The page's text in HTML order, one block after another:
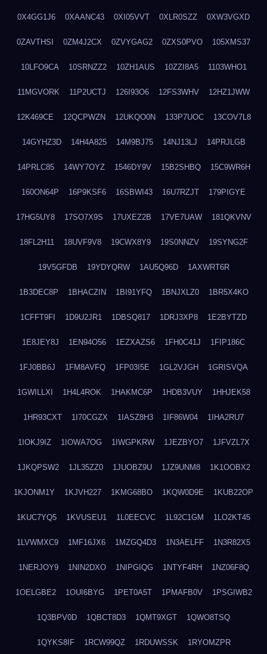
0X4GG1J6 0XAANC43 0XI05VVT 0XLR0SZZ 0XW3VGXD
0ZAVTHSI 0ZM4J2CX 0ZVYGAG2 0ZXS0PVO 105XMS37
10LFO9CA 10SRNZZ2 10ZH1AUS 10ZZI8A5 1103WHO1
11MGVORK 11P2UCTJ 126I93O6 12FS3WHV 12HZ1JWW
12K469CE 12QCPWZN 12UKQO0N 133P7UOC 13COV7L8
14GYHZ3D 14H4A825 14M9BJ75 14NJ13LJ 14PRJLGB
14PRLC85 14WY7OYZ 1546DY9V 15B2SHBQ 15C9WR6H
160ON64P 16P9KSF6 16SBWI43 16U7RZJT 179PIGYE
17HG5UY8 17SO7X9S 17UXEZ2B 17VE7UAW 181QKVNV
18FL2H11 18UVF9V8 19CWX8Y9 19S0NNZV 19SYNG2F
19V5GFDB 19YDYQRW 1AU5Q96D 1AXWRT6R
1B3DEC8P 1BHACZIN 1BI91YFQ 1BNJXLZ0 1BR5X4KO
1CFFT9FI 1D9U2JR1 1DBSQ817 1DRJ3XP8 1E2BYTZD
1E8JEY8J 1EN94O56 1EZXAZS6 1FH0C41J 1FIP186C
1FJ0BB6J 1FM8AVFQ 1FP03I5E 1GL2VJGH 1GRISVQA
1GWILLXI 1H4L4ROK 1HAKMC6P 1HDB3VUY 1HHJEK58
1HR93CXT 1I70CGZX 1IASZ8H3 1IF86W04 1IHA2RU7
1IOKJ9IZ 1IOWA7OG 1IWGPKRW 1JEZBYO7 1JFVZL7X
1JKQPSW2 1JL35ZZ0 1JUOBZ9U 1JZ9UNM8 1K1OOBX2
1KJONM1Y 1KJVH227 1KMG68BO 1KQW0D9E 1KUB22OP
1KUC7YQ5 1KVUSEU1 1L0EECVC 1L92C1GM 1LO2KT45
1LVWMXC9 1MF16JX6 1MZGQ4D3 1N3AELFF 1N3R82X5
1NERJOY9 1NIN2DXO 1NIPGIQG 1NTYF4RH 1NZ06F8Q
1OELGBE2 1OUI6BYG 1PET0A5T 1PMAFB0V 1PSGIWB2
1Q3BPV0D 1QBCT8D3 1QMT9XGT 1QWO8TSQ
1QYKS8IF 1RCW99QZ 1RDUWSSK 1RYOMZPR